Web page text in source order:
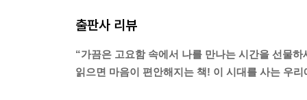
하루를 반응만 하다 끝낼 수도 있어요. 반응만 하
십 대로 돌아가 나에게 해주고 싶은 말:
지금 죽을 것같이 힘들고 중요한 일도
출판사 리뷰
“가끔은 고요함 속에서 나를 만나는 시간을 선물하
읽으면 마음이 편안해지는 책! 이 시대를 사는 우